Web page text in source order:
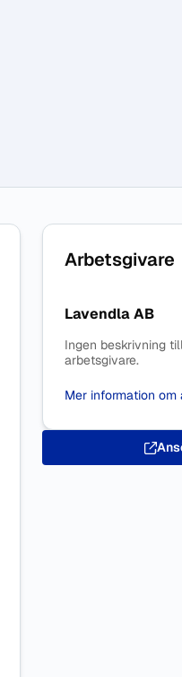
Arbetsgivare
Lavendla AB
Ingen beskrivning
arbetsgivare.
Mer information om